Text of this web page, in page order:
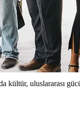
kültür, uluslararası